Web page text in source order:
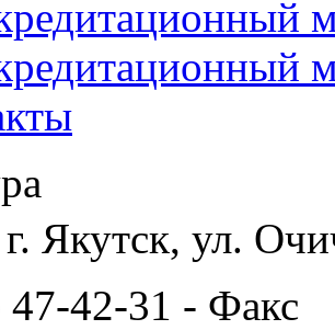
Якутск, ул.
47-42-31 - Факс